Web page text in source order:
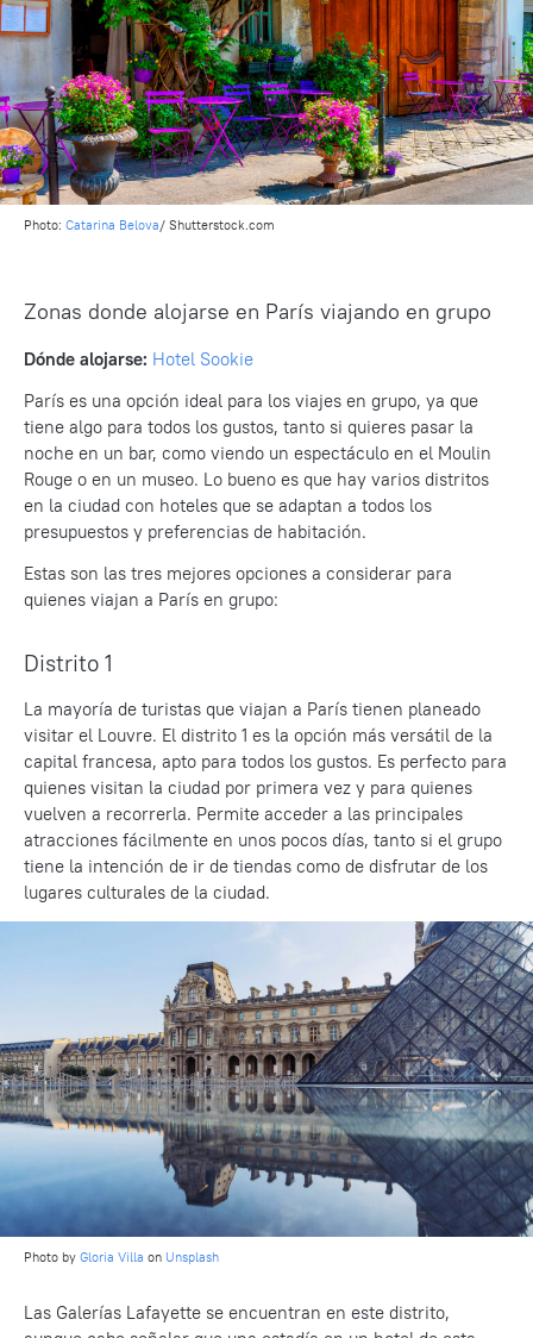
Photo: Catarina Belova/ Shutterstock.com
Zonas donde alojarse en París viajando en grupo
Dónde alojarse: Hotel Sookie
París es una opción ideal para los viajes en grupo, ya que
tiene algo para todos los gustos, tanto si quieres pasar la
noche en un bar, como viendo un espectáculo en el Moulin
Rouge o en un museo. Lo bueno es que hay varios distritos
en la ciudad con hoteles que se adaptan a todos los
presupuestos y preferencias de habitación.
Estas son las tres mejores opciones a considerar para
quienes viajan a París en grupo:
Distrito 1
La mayoría de turistas que viajan a París tienen planeado
visitar el Louvre. El distrito 1 es la opción más versátil de la
capital francesa, apto para todos los gustos. Es perfecto para
quienes visitan la ciudad por primera vez y para quienes
vuelven a recorrerla. Permite acceder a las principales
atracciones fácilmente en unos pocos días, tanto si el grupo
tiene la intención de ir de tiendas como de disfrutar de los
lugares culturales de la ciudad.
Photo by Gloria Villa on Unsplash
Las Galerías Lafayette se encuentran en este distrito,